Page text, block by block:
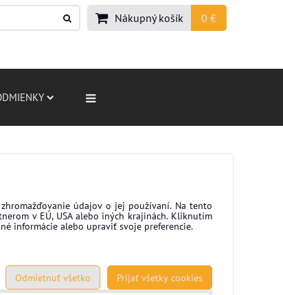
Nákupný košík 0 €
údajov o jej používaní. Na tento
v EÚ, USA alebo iných krajinách. Kliknutím
informácie alebo upraviť svoje preferencie.
Prijať všetky cookies
Odmietnuť všetko